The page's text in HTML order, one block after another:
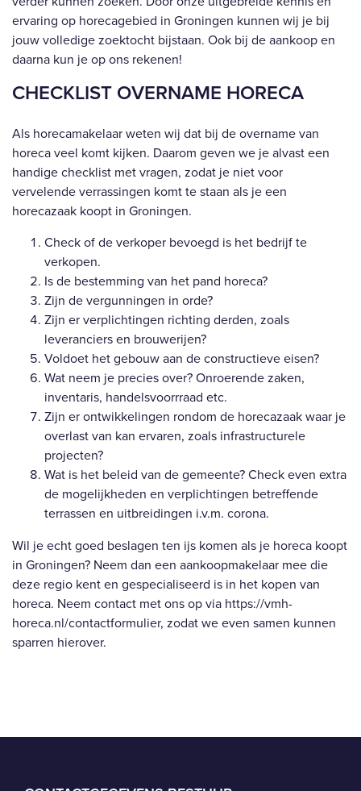
ervaring op horecagebied in Groningen kunnen wij je bij
jouw volledige zoektocht bijstaan. Ook bij de aankoop en
daarna kun je op ons rekenen!
CHECKLIST OVERNAME HORECA
Als horecamakelaar weten wij dat bij de overname van
horeca veel komt kijken. Daarom geven we je alvast een
handige checklist met vragen, zodat je niet voor
vervelende verrassingen komt te staan als je een
horecazaak koopt in Groningen.
Check of de verkoper bevoegd is het bedrijf te
verkopen.
Is de bestemming van het pand horeca?
Zijn de vergunningen in orde?
Zijn er verplichtingen richting derden, zoals
leveranciers en brouwerijen?
Voldoet het gebouw aan de constructieve eisen?
Wat neem je precies over? Onroerende zaken,
inventaris, handelsvoorrraad etc.
Zijn er ontwikkelingen rondom de horecazaak waar je
overlast van kan ervaren, zoals infrastructurele
projecten?
Wat is het beleid van de gemeente? Check even extra
de mogelijkheden en verplichtingen betreffende
terrassen en uitbreidingen i.v.m. corona.
Wil je echt goed beslagen ten ijs komen als je horeca koopt
in Groningen? Neem dan een aankoopmakelaar mee die
deze regio kent en gespecialiseerd is in het kopen van
horeca. Neem contact met ons op via https://vmh-
horeca.nl/contactformulier, zodat we even samen kunnen
sparren hierover.